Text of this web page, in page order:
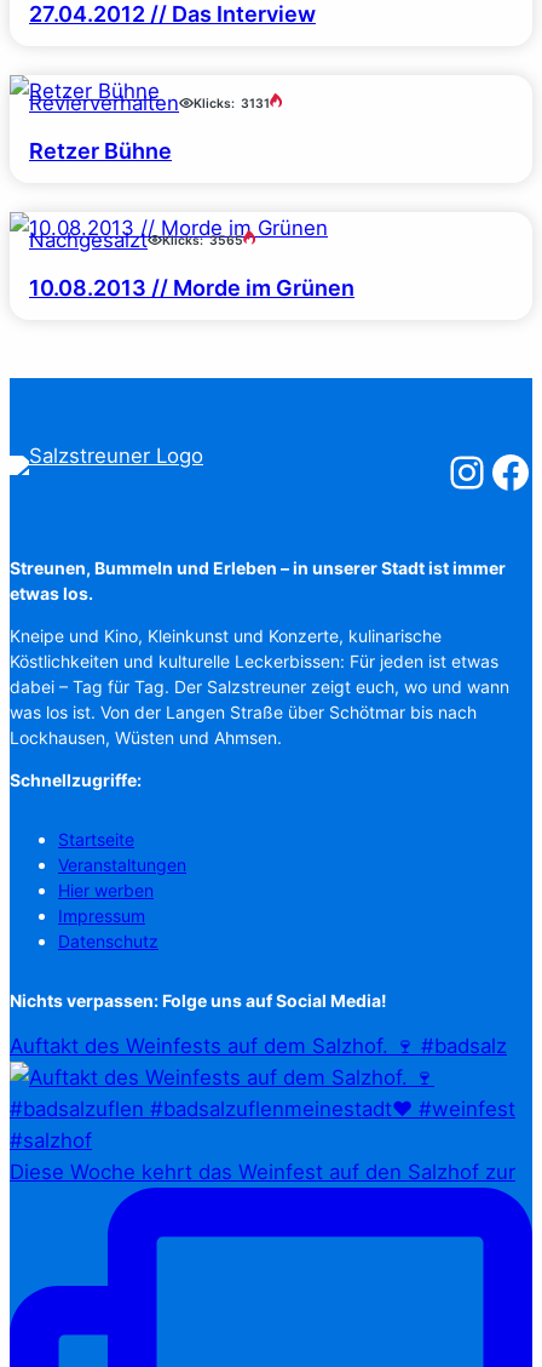
27.04.2012 // Das Interview
Revierverhalten Klicks: 3131
Retzer Bühne
Nachgesalzt Klicks: 3565
10.08.2013 // Morde im Grünen
Streunen, Bummeln und Erleben – in unserer Stadt ist immer
etwas los.
Kneipe und Kino, Kleinkunst und Konzerte, kulinarische
Köstlichkeiten und kulturelle Leckerbissen: Für jeden ist etwas
dabei – Tag für Tag. Der Salzstreuner zeigt euch, wo und wann
was los ist. Von der Langen Straße über Schötmar bis nach
Lockhausen, Wüsten und Ahmsen.
Schnellzugriffe:
Startseite
Veranstaltungen
Hier werben
Impressum
Datenschutz
Nichts verpassen: Folge uns auf Social Media!
Auftakt des Weinfests auf dem Salzhof. 🍷 #badsalz
Diese Woche kehrt das Weinfest auf den Salzhof zur